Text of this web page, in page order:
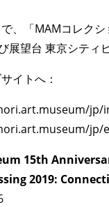
、「MAMコレク
展望台 東京シティ
イトへ：
jp/
jp/
15th
2019: